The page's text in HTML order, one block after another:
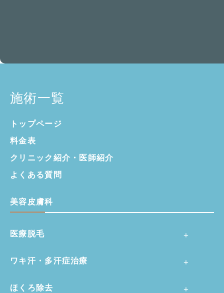
施術一覧
トップページ
料金表
クリニック紹介・ 医師紹介
よくある質問
美容皮膚科
医療脱毛
ワキ汗・多汗症治療
ほくろ除去